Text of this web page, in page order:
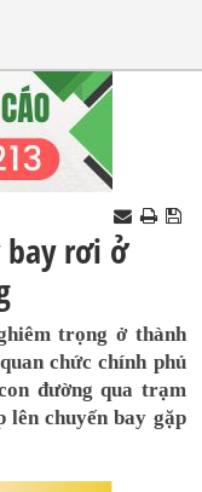
bay rơi ở
trọng ở thành
chức chính phủ
đường qua trạm
chuyến bay gặp